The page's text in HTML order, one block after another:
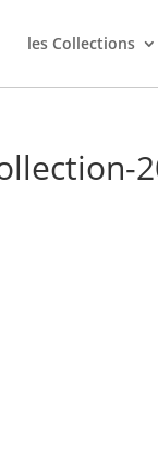
les Collections